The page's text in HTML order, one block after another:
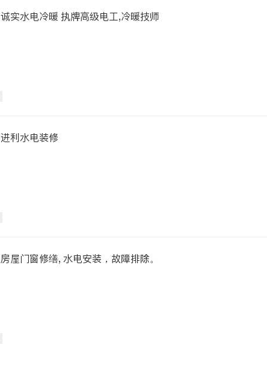
诚实水电冷暖 执牌高级电工,冷暖技师
进利水电装修
房屋门窗修缮, 水电安装，故障排除。